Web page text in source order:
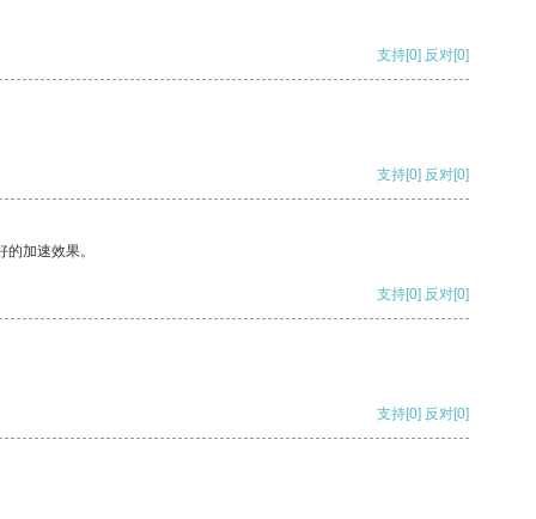
支持[0] 反对[0]
支持[0] 反对[0]
加速效果。
支持[0] 反对[0]
支持[0] 反对[0]